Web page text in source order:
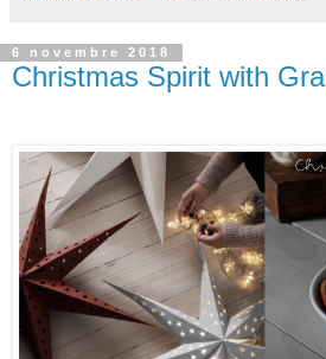
6 novembre 2018
Christmas Spirit with